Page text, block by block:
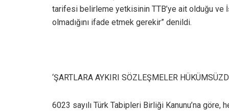
tarifesi belirleme yetkisinin TTB’ye ait olduğu ve
olmadığını ifade etmek gerekir” denildi.
‘ŞARTLARA AYKIRI SÖZLEŞMELER
6023 sayılı Türk Tabipleri Birliği Kanunu’na